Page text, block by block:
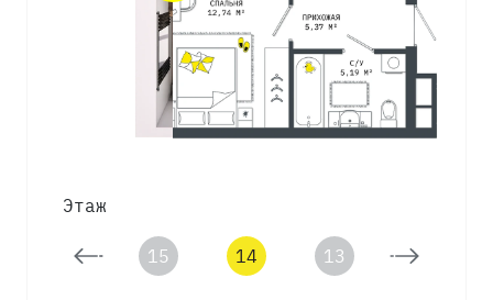
Этаж
16 15 14 13 12